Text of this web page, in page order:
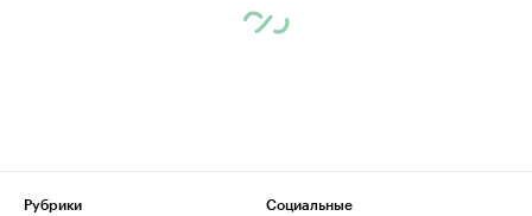
Рубрики
Социальные